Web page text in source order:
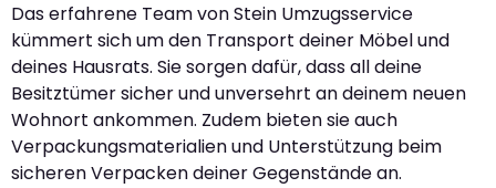
Das erfahrene Team von Stein Umzugsservice
kümmert sich um den Transport deiner Möbel und
deines Hausrats. Sie sorgen dafür, dass all deine
Besitztümer sicher und unversehrt an deinem neuen
Wohnort ankommen. Zudem bieten sie auch
Verpackungsmaterialien und Unterstützung beim
sicheren Verpacken deiner Gegenstände an.